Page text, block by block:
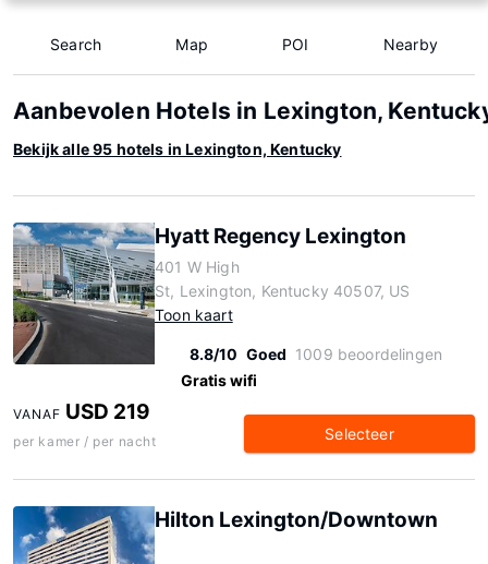
Search Map POI Nearby
Aanbevolen Hotels in Lexington,
Bekijk alle 95 hotels in Lexington, Kentucky
Hyatt Regency Lexington
401 W High
St, Lexington, Kentucky 40507, US
Toon kaart
8.8/10 Goed 1009 beoordelingen
Gratis wifi
VANAF USD 219
per kamer / per nacht Selecteer
Hilton Lexington/Downtown